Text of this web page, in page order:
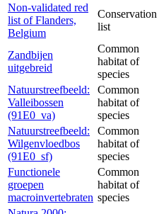
Non-validated red
list of Flanders,
Belgium
Conservation
list
Zandbijen
uitgebreid
Common
habitat of
species
Natuurstreefbeeld:
Valleibossen
(91E0_va)
Common
habitat of
species
Natuurstreefbeeld:
Wilgenvloedbos
(91E0_sf)
Common
habitat of
species
Functionele
groepen
macroinvertebraten
Common
habitat of
species